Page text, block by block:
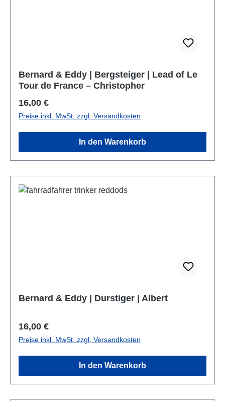
Bernard & Eddy | Bergsteiger | Lead of Le
Tour de France – Christopher
Regulärer Preis:
16,00 €
Preise inkl. MwSt. zzgl. Versandkosten
In den Warenkorb
Bernard & Eddy | Durstiger | Albert
Regulärer Preis:
16,00 €
Preise inkl. MwSt. zzgl. Versandkosten
In den Warenkorb